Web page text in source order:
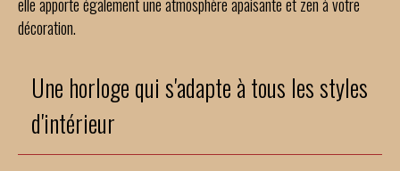
décoration.
Une horloge qui s'adapte à tous les styles
d'intérieur